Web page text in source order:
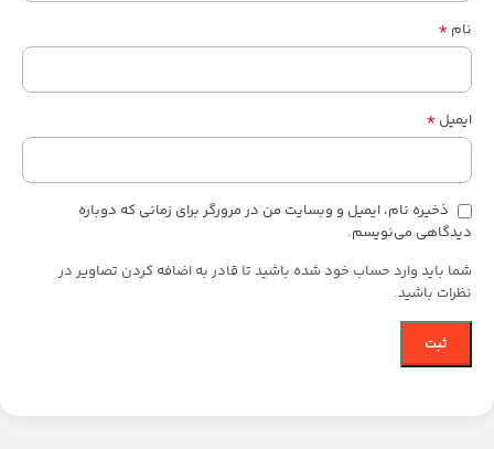
نام *
ایمیل *
ذخیره نام، ایمیل و وبسایت من در مرورگر برای زمانی که دوباره
دیدگاهی می‌نویسم.
شما باید وارد حساب خود شده باشید تا قادر به اضافه کردن تصاویر در
نظرات باشید.